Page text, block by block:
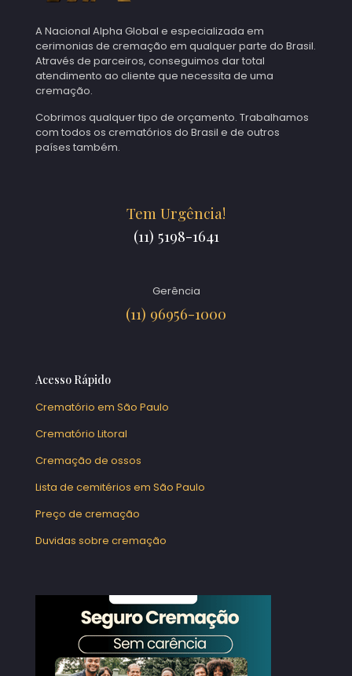
A Nacional Alpha Global e especializada em
cerimonias de cremação em qualquer parte do Brasil.
Através de parceiros, conseguimos dar total
atendimento ao cliente que necessita de uma
cremação.
Cobrimos qualquer tipo de orçamento. Trabalhamos
com todos os crematórios do Brasil e de outros
países também.
Tem Urgência!
(11) 5198-1641
Gerência
(11) 96956-1000
Acesso Rápido
Crematório em São Paulo
Crematório Litoral
Cremação de ossos
Lista de cemitérios em São Paulo
Preço de cremação
Duvidas sobre cremação